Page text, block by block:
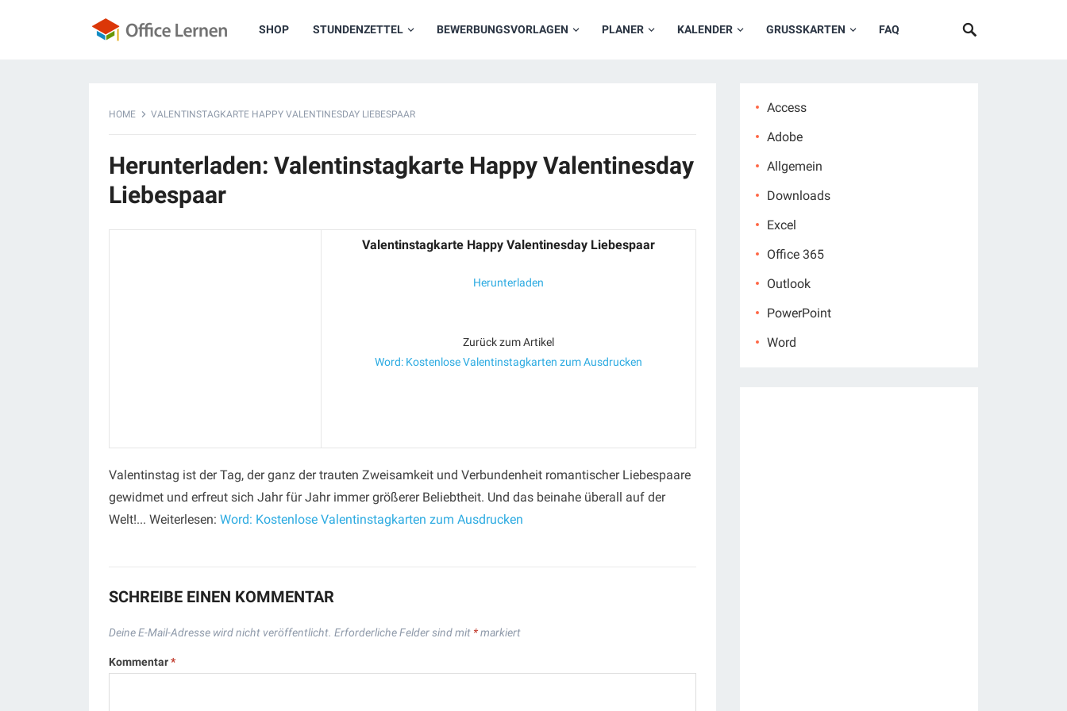
SHOP STUNDENZETTEL BEWERBUNGSVORLAGEN PLANER KALENDER GRUSSKARTEN FAQ
HOME VALENTINSTAGKARTE HAPPY VALENTINESDAY LIEBESPAAR
Herunterladen: Valentinstagkarte Happy Valentinesday
Liebespaar
Valentinstagkarte Happy Valentinesday Liebespaar
Herunterladen
Zurück zum Artikel
Word: Kostenlose Valentinstagkarten zum Ausdrucken
Valentinstag ist der Tag, der ganz der trauten Zweisamkeit und Verbundenheit romantischer Liebespaare
gewidmet und erfreut sich Jahr für Jahr immer größerer Beliebtheit. Und das beinahe überall auf der
Welt!... Weiterlesen: Word: Kostenlose Valentinstagkarten zum Ausdrucken
SCHREIBE EINEN KOMMENTAR
Deine E-Mail-Adresse wird nicht veröffentlicht. Erforderliche Felder sind mit *markiert
Kommentar*
Access
Adobe
Allgemein
Downloads
Excel
Office 365
Outlook
PowerPoint
Word